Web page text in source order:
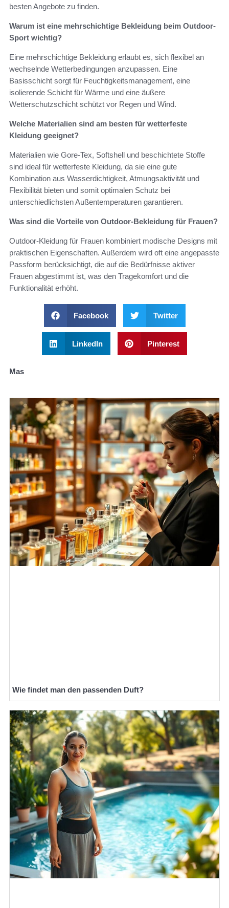
besten Angebote zu finden.
Warum ist eine mehrschichtige Bekleidung beim Outdoor-
Sport wichtig?
Eine mehrschichtige Bekleidung erlaubt es, sich flexibel an
wechselnde Wetterbedingungen anzupassen. Eine
Basisschicht sorgt für Feuchtigkeitsmanagement, eine
isolierende Schicht für Wärme und eine äußere
Wetterschutzschicht schützt vor Regen und Wind.
Welche Materialien sind am besten für wetterfeste
Kleidung geeignet?
Materialien wie Gore-Tex, Softshell und beschichtete Stoffe
sind ideal für wetterfeste Kleidung, da sie eine gute
Kombination aus Wasserdichtigkeit, Atmungsaktivität und
Flexibilität bieten und somit optimalen Schutz bei
unterschiedlichsten Außentemperaturen garantieren.
Was sind die Vorteile von Outdoor-Bekleidung für Frauen?
Outdoor-Kleidung für Frauen kombiniert modische Designs mit
praktischen Eigenschaften. Außerdem wird oft eine angepasste
Passform berücksichtigt, die auf die Bedürfnisse aktiver
Frauen abgestimmt ist, was den Tragekomfort und die
Funktionalität erhöht.
Facebook Twitter
LinkedIn Pinterest
Mas
Wie findet man den passenden Duft?